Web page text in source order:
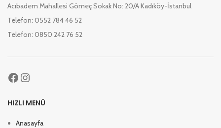
Acıbadem Mahallesi Gömeç Sokak No: 20/A Kadıköy-İstanbul
Telefon: 0552 784 46 52
Telefon: 0850 242 76 52
HIZLI MENÜ
Anasayfa